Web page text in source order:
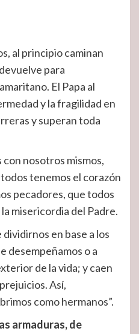
al principio caminan
para
El Papa al
y la fragilidad en
y superan toda
nosotros mismos,
tenemos el corazón
pecadores, que todos
misericordia del Padre.
en base a los
desempeñamos o a
de la vida; y caen
Así,
como hermanos”.
armaduras, de